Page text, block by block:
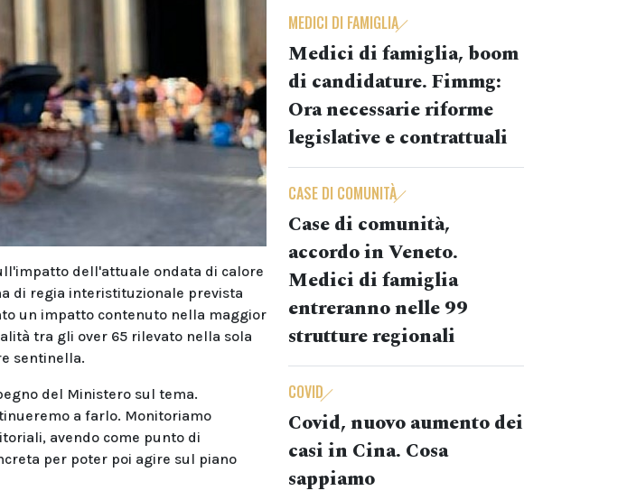
dell'attuale ondata di calore
di regia interistituzionale prevista
un impatto contenuto nella maggior
tra gli over 65 rilevato nella sola
sentinella.
del Ministero sul tema.
a farlo. Monitoriamo
avendo come punto di
per poter poi agire sul piano
MEDICI DI FAMIGLIA
Medici di famiglia, boom
di candidature. Fimmg:
Ora necessarie riforme
legislative e contrattuali
CASE DI COMUNITÀ
Case di comunità,
accordo in Veneto.
Medici di famiglia
entreranno nelle 99
strutture regionali
COVID
Covid, nuovo aumento dei
casi in Cina. Cosa
sappiamo